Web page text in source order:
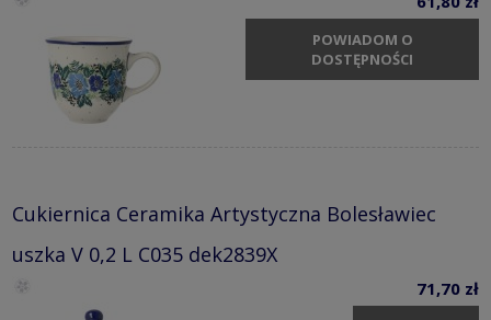
POWIADOM O
DOSTĘPNOŚCI
Cukiernica Ceramika Artystyczna Bolesławiec
uszka V 0,2 L C035 dek2839X
71,70 zł